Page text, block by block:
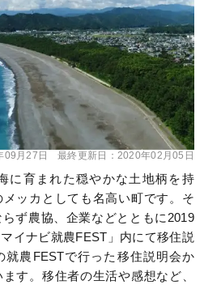
09月27日 最終更新日： 2020年02月05日
に育まれた穏やかな土地柄を持
ッカとしても名高い町です。そ
ず農協、企業などとともに2019
イナビ就農FEST」内にて移住説
就農FESTで行った移住説明会か
す。移住者の生活や感想など、